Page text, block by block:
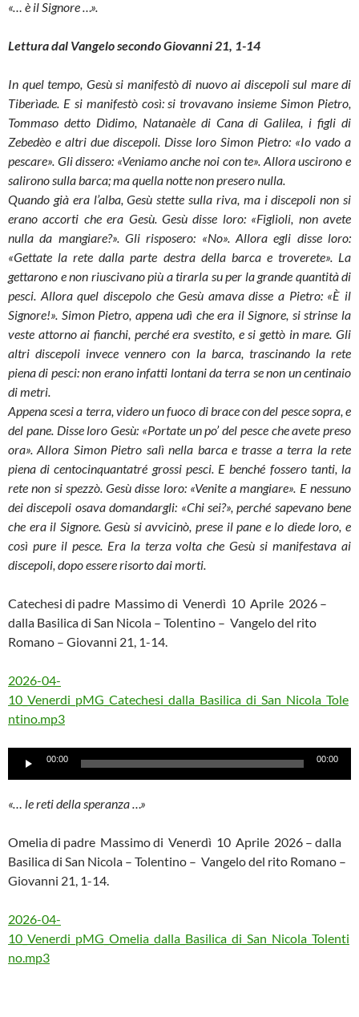
«… è il Signore …».
Lettura dal Vangelo secondo Giovanni 21, 1-14
In quel tempo, Gesù si manifestò di nuovo ai discepoli sul mare di
Tiberìade. E si manifestò così: si trovavano insieme Simon Pietro,
Tommaso detto Dìdimo, Natanaèle di Cana di Galilea, i figli di
Zebedèo e altri due discepoli. Disse loro Simon Pietro: «Io vado a
pescare». Gli dissero: «Veniamo anche noi con te». Allora uscirono e
salirono sulla barca; ma quella notte non presero nulla.
Quando già era l’alba, Gesù stette sulla riva, ma i discepoli non si
erano accorti che era Gesù. Gesù disse loro: «Figlioli, non avete
nulla da mangiare?». Gli risposero: «No». Allora egli disse loro:
«Gettate la rete dalla parte destra della barca e troverete». La
gettarono e non riuscivano più a tirarla su per la grande quantità di
pesci. Allora quel discepolo che Gesù amava disse a Pietro: «È il
Signore!». Simon Pietro, appena udì che era il Signore, si strinse la
veste attorno ai fianchi, perché era svestito, e si gettò in mare. Gli
altri discepoli invece vennero con la barca, trascinando la rete
piena di pesci: non erano infatti lontani da terra se non un centinaio
di metri.
Appena scesi a terra, videro un fuoco di brace con del pesce sopra, e
del pane. Disse loro Gesù: «Portate un po’ del pesce che avete preso
ora». Allora Simon Pietro salì nella barca e trasse a terra la rete
piena di centocinquantatré grossi pesci. E benché fossero tanti, la
rete non si spezzò. Gesù disse loro: «Venite a mangiare». E nessuno
dei discepoli osava domandargli: «Chi sei?», perché sapevano bene
che era il Signore. Gesù si avvicinò, prese il pane e lo diede loro, e
così pure il pesce. Era la terza volta che Gesù si manifestava ai
discepoli, dopo essere risorto dai morti.
Catechesi di padre Massimo di Venerdì 10 Aprile 2026 –
dalla Basilica di San Nicola – Tolentino – Vangelo del rito
Romano – Giovanni 21, 1-14.
2026-04-
10_Venerdi_pMG_Catechesi_dalla_Basilica_di_San_Nicola_Tole
ntino.mp3
Audio
00:00 00:00
«… le reti della speranza …»
Omelia di padre Massimo di Venerdì 10 Aprile 2026 – dalla
Basilica di San Nicola – Tolentino – Vangelo del rito Romano –
Giovanni 21, 1-14.
2026-04-
10_Venerdi_pMG_Omelia_dalla_Basilica_di_San_Nicola_Tolenti
no.mp3